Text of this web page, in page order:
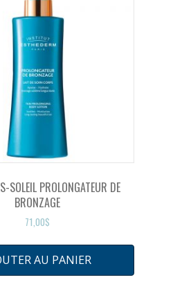
SOLEIL PROLONGATEUR DE
BRONZAGE
71,00$
AU PANIER